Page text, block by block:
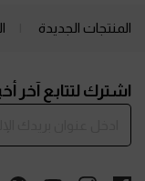
المنتجات الجديدة
اشترك لتتابع آخر